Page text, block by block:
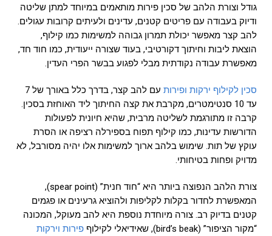
גודל וצורת הלהב של סכין פירות מותאמים במיוחד למתן שליטה
ודיוק בעבודה עם פריטים קטנים, עדינים ולעיתים קרובות עגולים.
להב קצר מאפשר יכולת תמרון גבוהה למשימות כמו קילוף,
הוצאת ליבות וחיתוך דקורטיבי, בעוד שצורה ייעודית, כמו חוד חד,
מאפשרת עבודה נקודתית מבלי לפגוע בבשר הפרי העדין.
סכין לקילוף ירקות ופירות
עם להב קצר, בדרך כלל באורך של 7
עד 10 סנטימטרים, מקרבת את קצה החיתוך ליד האוחזת בסכין.
קרבה זו מתורגמת לשליטה מרבית, שהיא חיונית לפעולות
הדורשות עדינות, כמו קילוף תפוח בספירלה רציפה או הסרת
עוקץ של תות. שימוש בלהב ארוך למשימות אלו יהיה מסורבל, לא
מדויק ופחות בטיחותי.
צורת הלהב הנפוצה ביותר היא “חוד חנית” (spear point),
המאפשרת לחדור בקלות לקליפות ולהוציא גרעינים או פגמים
קטנים בדיוק רב. צורה מיוחדת נוספת היא להב מעוקל, המכונה
“מקור הציפור” (bird’s beak), שאידיאלי לקילוף
פירות וירקות